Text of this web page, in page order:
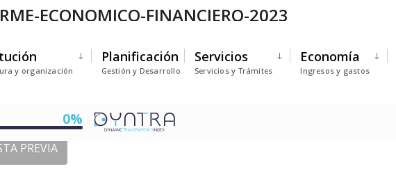
y organización
Planificación
Gestión y Desarrollo
Servicios
Servicios y Trámites
Economía
Ingresos y gastos
0%
ECONOMICO-FINANCIERO-2023
06-2025
PREVIA